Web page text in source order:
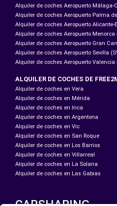
Alquiler de coches Aeropuerto Málaga-
Alquiler de coches Aeropuerto Palma
Alquiler de coches Aeropuerto Alicante-
Alquiler de coches Aeropuerto Menorca
Alquiler de coches Aeropuerto Gran
Alquiler de coches Aeropuerto Sevilla
Alquiler de coches Aeropuerto Valencia
ALQUILER DE COCHES DE
Alquiler de coches en Vera
Alquiler de coches en Mérida
Alquiler de coches en Inca
Alquiler de coches en Argentona
Alquiler de coches en Vic
Alquiler de coches en San Roque
Alquiler de coches en Los Barrios
Alquiler de coches en Villarreal
Alquiler de coches en La Solana
Alquiler de coches en Las Gabias